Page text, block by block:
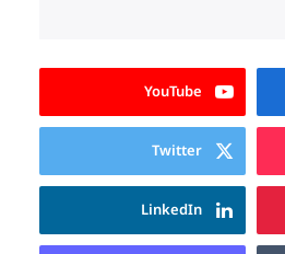
YouTube
Twitter
LinkedIn